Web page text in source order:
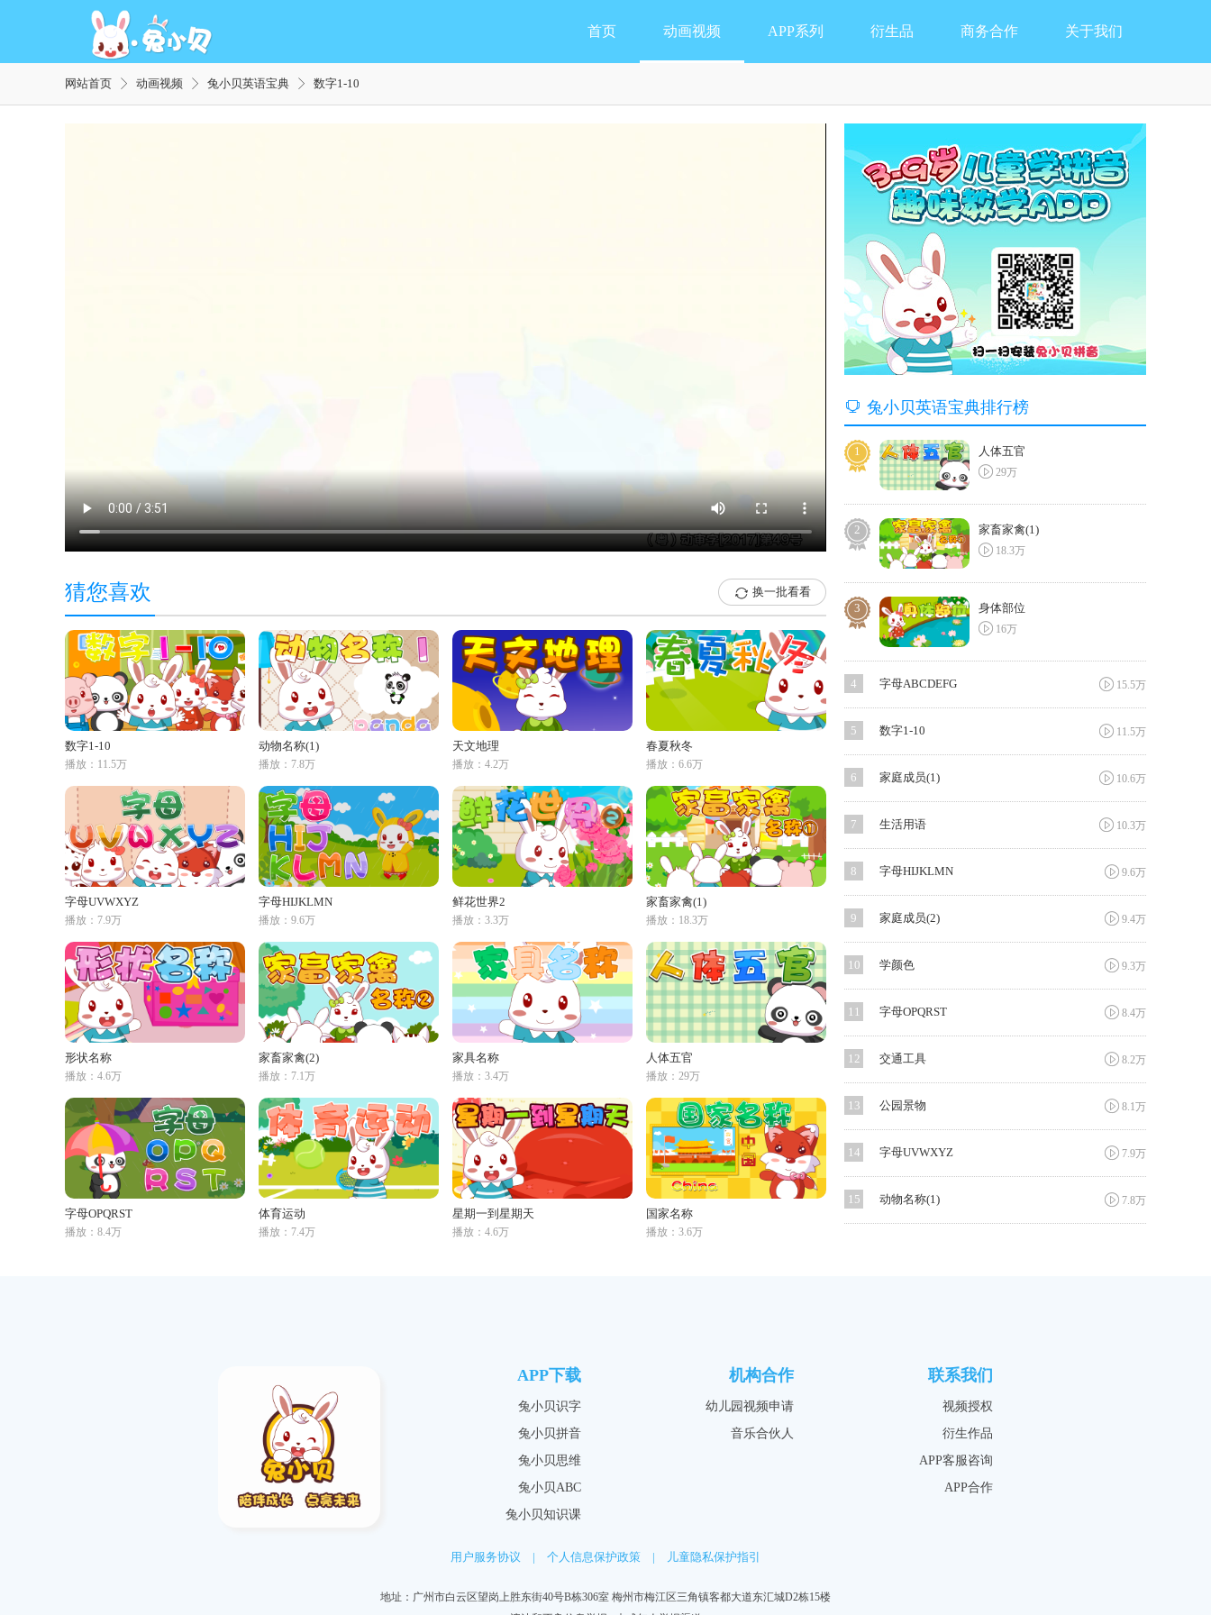
首页 动画视频 APP系列 衍生品 商务合作 关于我们
网站首页 动画视频 兔小贝英语宝典 数字1-10
 换一批看看
猜您喜欢
数字1-10
播放：11.5万
动物名称(1)
播放：7.8万
天文地理
播放：4.2万
春夏秋冬
播放：6.6万
字母UVWXYZ
播放：7.9万
字母HIJKLMN
播放：9.6万
鲜花世界2
播放：3.3万
家畜家禽(1)
播放：18.3万
形状名称
播放：4.6万
家畜家禽(2)
播放：7.1万
家具名称
播放：3.4万
人体五官
播放：29万
字母OPQRST
播放：8.4万
体育运动
播放：7.4万
星期一到星期天
播放：4.6万
国家名称
播放：3.6万
 兔小贝英语宝典排行榜
1 人体五官
 29万
2 家畜家禽(1)
 18.3万
3 身体部位
 16万
4 字母ABCDEFG  15.5万
5 数字1-10  11.5万
6 家庭成员(1)  10.6万
7 生活用语  10.3万
8 字母HIJKLMN  9.6万
9 家庭成员(2)  9.4万
10 学颜色  9.3万
11 字母OPQRST  8.4万
12 交通工具  8.2万
13 公园景物  8.1万
14 字母UVWXYZ  7.9万
15 动物名称(1)  7.8万
APP下载
兔小贝识字
兔小贝拼音
兔小贝思维
兔小贝ABC
兔小贝知识课
机构合作
幼儿园视频申请
音乐合伙人
联系我们
视频授权
衍生作品
APP客服咨询
APP合作
用户服务协议 | 个人信息保护政策 | 儿童隐私保护指引
地址：广州市白云区望岗上胜东街40号B栋306室 梅州市梅江区三角镇客都大道东汇城D2栋15楼